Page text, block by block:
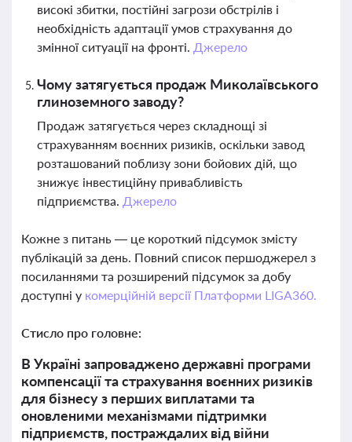
високі збитки, постійні загрози обстрілів і
необхідність адаптації умов страхування до
змінної ситуації на фронті. Джерело
Чому затягується продаж Миколаївського
глиноземного заводу?
Продаж затягується через складнощі зі
страхуванням воєнних ризиків, оскільки завод
розташований поблизу зони бойових дій, що
знижує інвестиційну привабливість
підприємства. Джерело
Кожне з питань — це короткий підсумок змісту
публікацій за день. Повний список першоджерел з
посиланнями та розширений підсумок за добу
доступні у комерційній версії Платформи LIGA360.
Стисло про головне:
В Україні запроваджено державні програми
компенсації та страхування воєнних ризиків
для бізнесу з перших виплатами та
оновленими механізмами підтримки
підприємств, постраждалих від війни